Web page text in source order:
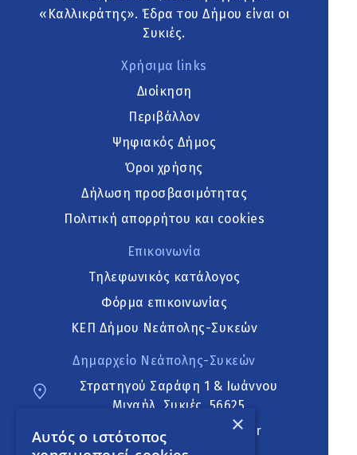
«Καλλικράτης». Έδρα του Δήμου είναι οι
Συκιές.
Χρήσιμα links
Διοίκηση
Περιβάλλον
Ψηφιακός Δήμος
Όροι χρήσης
Δήλωση προσβασιμότητας
Πολιτική απορρήτου και cookies
Επικοινωνία
Τηλεφωνικός κατάλογος
Φόρμα επικοινωνίας
ΚΕΠ Δήμου Νεάπολης-Συκεών
Δημαρχείο Νεάπολης-Συκεών
Στρατηγού Σαράφη 1 & Ιωάννου
Μιχαήλ, Συκιές, 56625
neapoli.sykies@ddt.gov.gr
×
Αυτός ο ιστότοπος